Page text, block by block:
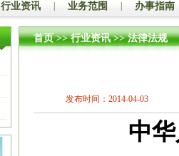
行业资讯 业务范围 办事指南
首页>>行业资讯>>法律法规
发布时间：2014-04-03
中